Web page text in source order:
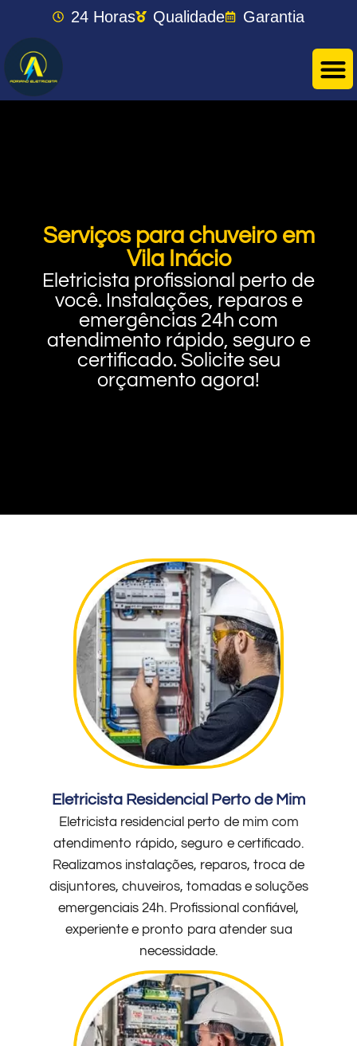
24 Horas Qualidade Garantia
Serviços para chuveiro em
Vila Inácio
Eletricista profissional perto de
você. Instalações, reparos e
emergências 24h com
atendimento rápido, seguro e
certificado. Solicite seu
orçamento agora!
Eletricista Residencial Perto de Mim
Eletricista residencial perto de mim com
atendimento rápido, seguro e certificado.
Realizamos instalações, reparos, troca de
disjuntores, chuveiros, tomadas e soluções
emergenciais 24h. Profissional confiável,
experiente e pronto para atender sua
necessidade.